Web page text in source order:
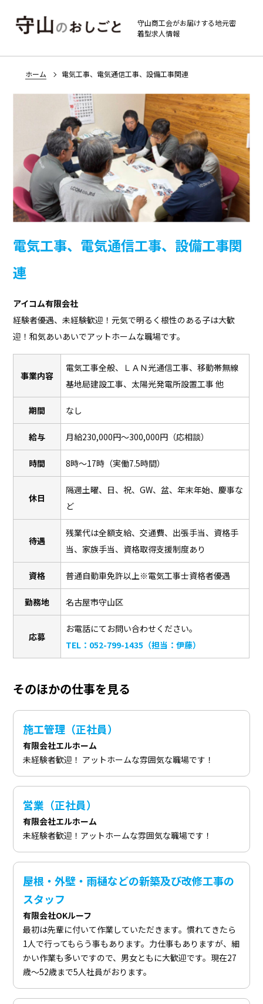
守山のおしごと
守山商工会がお届けする地元密
着型求人情報
ホーム 電気工事、電気通信工事、設備工事関連
電気工事、電気通信工事、設備工事関
連
アイコム有限会社
経験者優遇、未経験歓迎！元気で明るく根性のある子は大歓
迎！和気あいあいでアットホームな職場です。
事業内容
電気工事全般、ＬＡＮ光通信工事、移動帯無線
基地局建設工事、太陽光発電所設置工事 他
期間 なし
給与 月給230,000円～300,000円（応相談）
時間 8時～17時（実働7.5時間）
休日
隔週土曜、日、祝、GW、盆、年末年始、慶事な
ど
待遇
残業代は全額支給、交通費、出張手当、資格手
当、家族手当、資格取得支援制度あり
資格 普通自動車免許以上※電気工事士資格者優遇
勤務地 名古屋市守山区
応募
お電話にてお問い合わせください。
TEL：052-799-1435（担当：伊藤）
そのほかの仕事を見る
施工管理（正社員）
有限会社エルホーム
未経験者歓迎！ アットホームな雰囲気な職場です！
営業（正社員）
有限会社エルホーム
未経験者歓迎！アットホームな雰囲気な職場です！
屋根・外壁・雨樋などの新築及び改修工事の
スタッフ
有限会社OKルーフ
最初は先輩に付いて作業していただきます。慣れてきたら
1人で行ってもらう事もあります。力仕事もありますが、細
かい作業も多いですので、男女ともに大歓迎です。現在27
歳～52歳まで5人社員がおります。